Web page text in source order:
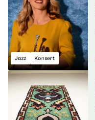
Jazz Konsert